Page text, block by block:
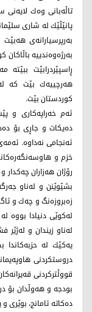
تاڵەبانی وەك لایەنی
پانێڵێك لە شاری
بەرپرسیارانەی
بەرژەوەندییە
ڕاسپێردرابێت
هەرچییەك بێت كە
كوردستان بێت.
ئەم خەراپەكاری و
دەیكات و جاڕی بۆ
ئەنجامی نەداوە.
خزم و
رۆژان هەزاران
بشێوێنن و لەناو
زەبروزەنگ و چەك و
لەكوێی دنیادا بووە
لەناو زیندان و
یەكێك لە
دروستكردنی
قووڵتركردنی
بودجە و هەوڵدان بۆ
دەكاتە ئامانج،